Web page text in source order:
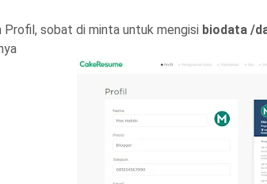
Profil, sobat di minta untuk mengisi biodata /